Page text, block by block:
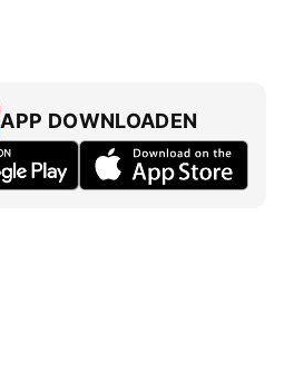
APP DOWNLOADEN